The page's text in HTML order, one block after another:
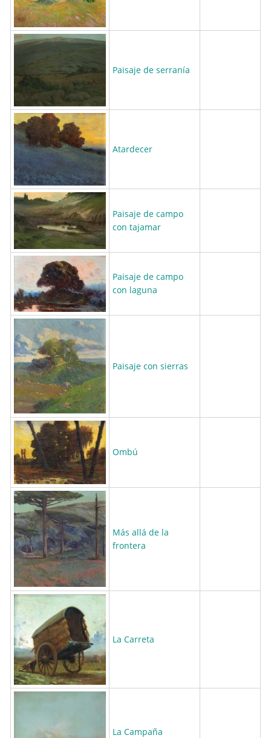
Paisaje de serranía
Atardecer
Paisaje de campo
con tajamar
Paisaje de campo
con laguna
Paisaje con sierras
Ombú
Más allá de la
frontera
La Carreta
La Campaña